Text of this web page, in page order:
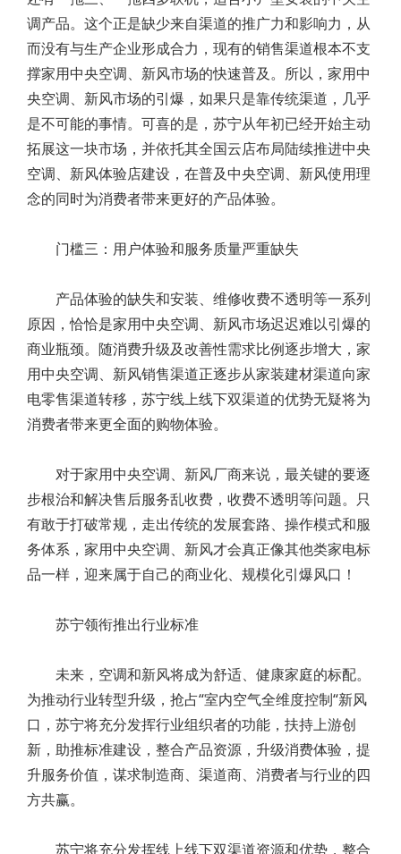
调产品。这个正是缺少来自渠道的推广力和影响力，从
而没有与生产企业形成合力，现有的销售渠道根本不支
撑家用中央空调、新风市场的快速普及。所以，家用中
央空调、新风市场的引爆，如果只是靠传统渠道，几乎
是不可能的事情。可喜的是，苏宁从年初已经开始主动
拓展这一块市场，并依托其全国云店布局陆续推进中央
空调、新风体验店建设，在普及中央空调、新风使用理
念的同时为消费者带来更好的产品体验。
门槛三：用户体验和服务质量严重缺失
产品体验的缺失和安装、维修收费不透明等一系列
原因，恰恰是家用中央空调、新风市场迟迟难以引爆的
商业瓶颈。随消费升级及改善性需求比例逐步增大，家
用中央空调、新风销售渠道正逐步从家装建材渠道向家
电零售渠道转移，苏宁线上线下双渠道的优势无疑将为
消费者带来更全面的购物体验。
对于家用中央空调、新风厂商来说，最关键的要逐
步根治和解决售后服务乱收费，收费不透明等问题。只
有敢于打破常规，走出传统的发展套路、操作模式和服
务体系，家用中央空调、新风才会真正像其他类家电标
品一样，迎来属于自己的商业化、规模化引爆风口！
苏宁领衔推出行业标准
未来，空调和新风将成为舒适、健康家庭的标配。
为推动行业转型升级，抢占“室内空气全维度控制“新风
口，苏宁将充分发挥行业组织者的功能，扶持上游创
新，助推标准建设，整合产品资源，升级消费体验，提
升服务价值，谋求制造商、渠道商、消费者与行业的四
方共赢。
苏宁将充分发挥线上线下双渠道资源和优势，整合